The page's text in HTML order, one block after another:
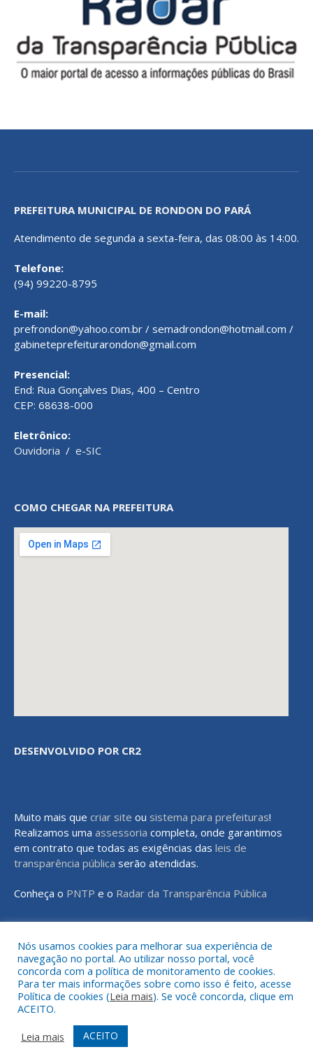
PREFEITURA MUNICIPAL DE RONDON DO PARÁ
Atendimento de segunda a sexta-feira, das 08:00 às 14:00.
Telefone:
(94) 99220-8795
E-mail:
prefrondon@yahoo.com.br / semadrondon@hotmail.com /
gabineteprefeiturarondon@gmail.com
Presencial:
End: Rua Gonçalves Dias, 400 – Centro
CEP: 68638-000
Eletrônico:
Ouvidoria / e-SIC
COMO CHEGAR NA PREFEITURA
DESENVOLVIDO POR CR2
Muito mais que criar site ou sistema para prefeituras!
Realizamos uma assessoria completa, onde garantimos
em contrato que todas as exigências das leis de
transparência pública serão atendidas.
Conheça o PNTP e o Radar da Transparência Pública
Todos os direitos reservados a Prefeitura Municipal de Rondon do
Pará
Mapa do Site
Acessar o Webmail
Nós usamos cookies para melhorar sua experiência de
navegação no portal. Ao utilizar nosso portal, você
concorda com a política de monitoramento de cookies.
Para ter mais informações sobre como isso é feito, acesse
Política de cookies (Leia mais). Se você concorda, clique em
ACEITO.
Leia mais
ACEITO